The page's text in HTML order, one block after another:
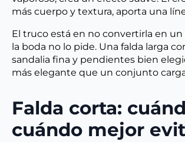
más cuerpo y textura, aporta una
El truco está en no convertirla en un
la boda no lo pide. Una falda larga
sandalia fina y pendientes bien
más elegante que un conjunto
Falda corta:
cuándo mejor